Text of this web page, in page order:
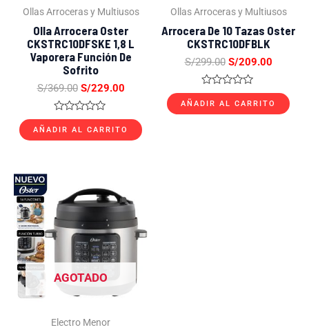
Ollas Arroceras y Multiusos
Olla Arrocera Oster
CKSTRC10DFSKE 1,8 L
Vaporera Función De
Sofrito
S/369.00 S/229.00
Valorado
con
0
AÑADIR AL CARRITO
Ollas Arroceras y Multiusos
Arrocera De 10 Tazas Oster
CKSTRC10DFBLK
S/299.00 S/209.00
Valorado
con
0
AÑADIR AL CARRITO
AGOTADO
Electro Menor
precio
original
era:
S/799.00.
actual
es:
S/489.00.